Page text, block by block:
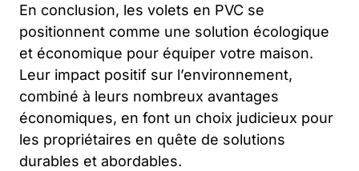
En conclusion, les volets en PVC se
positionnent comme une solution écologique
et économique pour équiper votre maison.
Leur impact positif sur l’environnement,
combiné à leurs nombreux avantages
économiques, en font un choix judicieux pour
les propriétaires en quête de solutions
durables et abordables.